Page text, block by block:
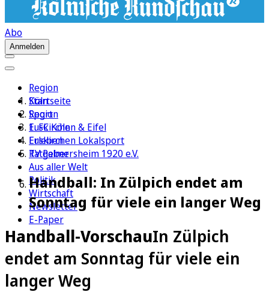
Abo
Anmelden
Region
Köln
Sport
1. FC Köln
Erleben
Ratgeber
Aus aller Welt
Politik
Wirtschaft
Newsletter
E-Paper
Startseite
Region
Euskirchen & Eifel
Euskirchen Lokalsport
TV Palmersheim 1920 e.V.
Handball: In Zülpich endet am
Sonntag für viele ein langer Weg
Handball-VorschauIn Zülpich
endet am Sonntag für viele ein
langer Weg